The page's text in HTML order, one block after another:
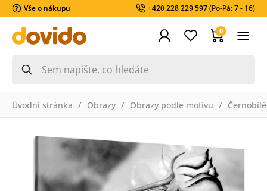
Vše o nákupu +420 228 229 597(Po-Pá: 7 - 16)
0
Úvodní stránka Obrazy Obrazy podle motivu